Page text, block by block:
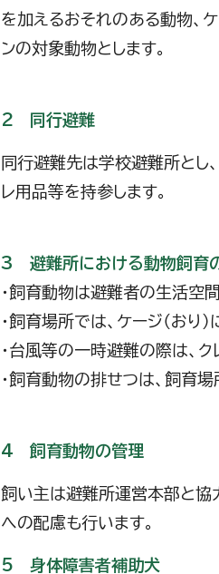
を加えるおそれのある動物、
ンの対象動物とします。
2 同行避難
同行避難先は学校避難所とし
レ用品等を持参します。
3 避難所における動物飼育
・飼育動物は避難者の生活空
・飼育場所では、ケージ（おり
・台風等の一時避難の際は、ク
・飼育動物の排せつは、飼育
4 飼育動物の管理
飼い主は避難所運営本部と協
への配慮も行います。
5 身体障害者補助犬